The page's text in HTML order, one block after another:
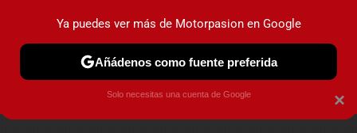
PRUEBAS COCHES ELÉCTRICOS OBSERVATORIO
×
Ya puedes ver más de Motorpasion en Google
Añádenos como fuente preferida
Solo necesitas una cuenta de Google